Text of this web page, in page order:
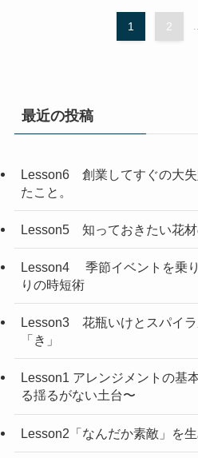
1 2
最近の投稿
Lesson6 創業してすぐの大
たこと。
Lesson5 知っておきたい花
Lesson4 季節イベントを乗
りの時短術
Lesson3 花瓶いけとスパイ
「き」
Lesson1 アレンジメントの基
る揺るがない土台〜
Lesson2「なんだか素敵」を